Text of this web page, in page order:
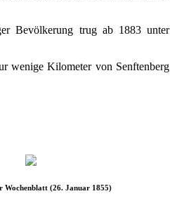
Bevölkerung trug ab 1883 unter
wenige Kilometer von Senftenberg
Wochenblatt (26. Januar 1855)